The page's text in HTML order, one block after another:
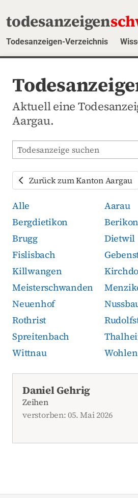
todesanzeigen
Todesanzeigen-Verzeichnis
Aktuell eine
Aargau.
Todesanzeigen-Portal
Zurück zum Kanton Aargau
Alle Aarau
Bergdietikon
Berikon
Brugg
Dietwil
Fislisbach
Killwangen
Meisterschwanden
Neuenhof
Rothrist
Spreitenbach
Wittnau
Wohlen
Daniel Gehrig
Zeihen
verstorben: 05. Mai 2026